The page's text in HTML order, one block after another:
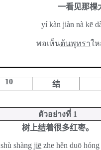
一看见那棵
yí kàn jiàn nà kē
พอเห็นต้นพุทราใ
10 结
ตัวอย่างที่ 1
树上结着很多红枣。
shù shàngjiē zhe hěn duō hóng